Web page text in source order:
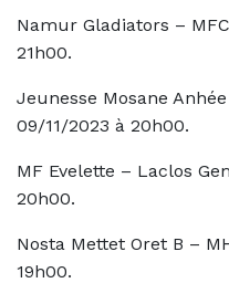
Namur Gladiators –
21h00.
Jeunesse Mosane
09/11/2023 à 20h00.
MF Evelette – Laclos
20h00.
Nosta Mettet Oret B –
19h00.